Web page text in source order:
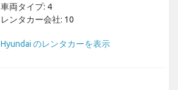
車両タイプ: 4
レンタカー会社: 10
Hyundai のレンタカーを表示